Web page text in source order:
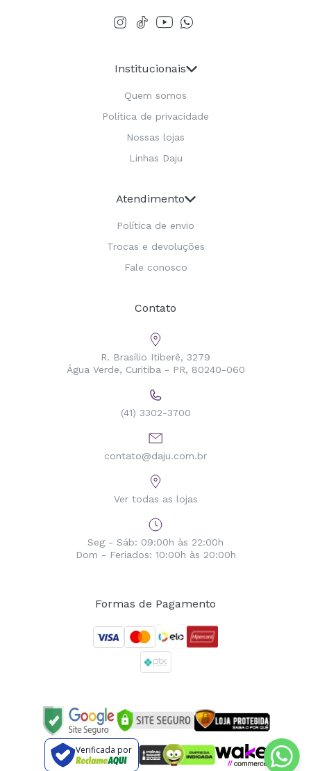
Institucionais
Quem somos
Política de privacidade
Nossas lojas
Linhas Daju
Atendimento
Política de envio
Trocas e devoluções
Fale conosco
Contato
R. Brasílio Itiberê, 3279
Água Verde, Curitiba - PR, 80240-060
(41) 3302-3700
contato@daju.com.br
Ver todas as lojas
Seg - Sáb: 09:00h às 22:00h
Dom - Feriados: 10:00h às 20:00h
Formas de Pagamento
Verificada por